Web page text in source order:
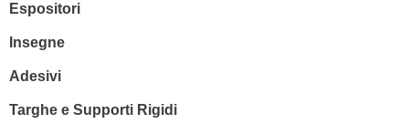
Espositori
Insegne
Adesivi
Targhe e Supporti Rigidi